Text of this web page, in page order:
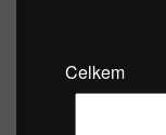
Celkem